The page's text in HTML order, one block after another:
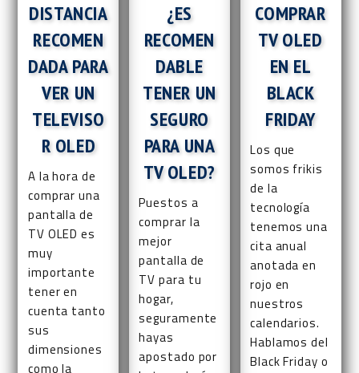
DISTANCIA
RECOMEN
DADA PARA
VER UN
TELEVISO
R OLED
A la hora de
comprar una
pantalla de
TV OLED es
muy
importante
tener en
cuenta tanto
sus
dimensiones
como la
¿ES
RECOMEN
DABLE
TENER UN
SEGURO
PARA UNA
TV OLED?
Puestos a
comprar la
mejor
pantalla de
TV para tu
hogar,
seguramente
hayas
apostado por
COMPRAR
TV OLED
EN EL
BLACK
FRIDAY
Los que
somos frikis
de la
tecnología
tenemos una
cita anual
anotada en
rojo en
nuestros
calendarios.
Hablamos del
Black Friday o